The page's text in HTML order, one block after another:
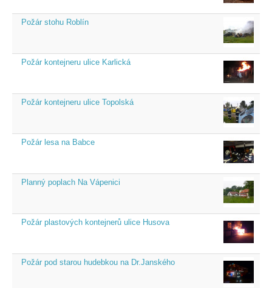
Požár stohu Roblín
Požár kontejneru ulice Karlická
Požár kontejneru ulice Topolská
Požár lesa na Babce
Planný poplach Na Vápenici
Požár plastových kontejnerů ulice Husova
Požár pod starou hudebkou na Dr.Janského